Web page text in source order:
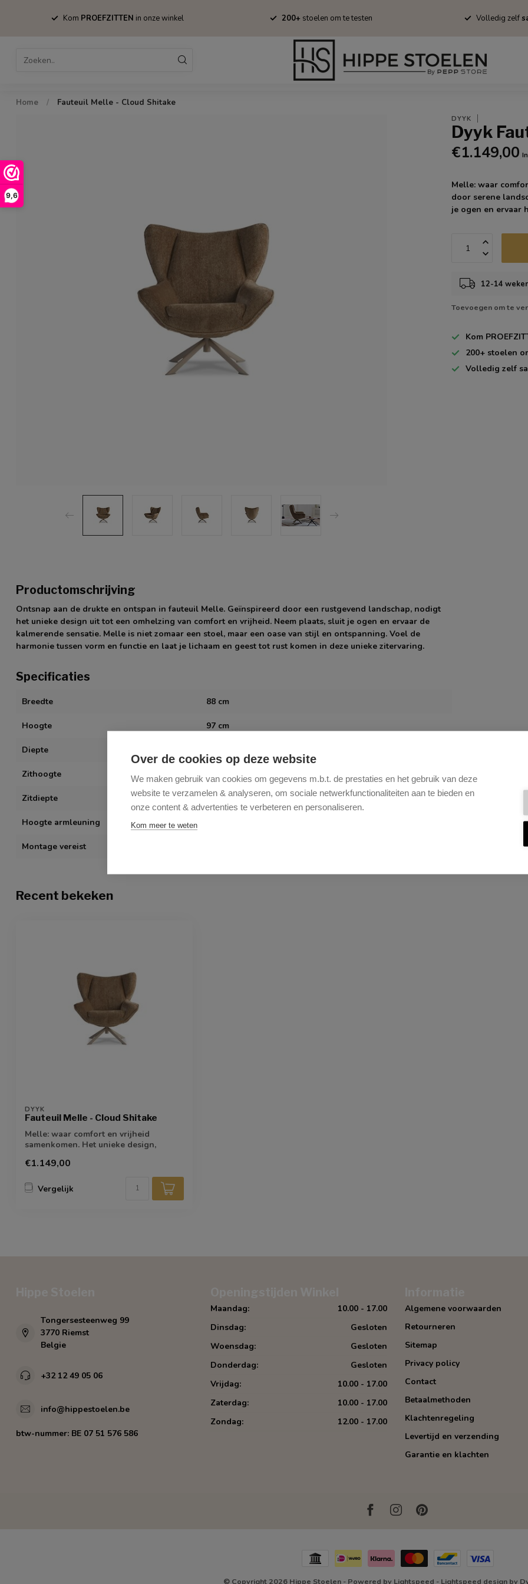
Over de cookies op deze website
We maken gebruik van cookies om gegevens m.b.t. de prestaties en het gebruik van deze
website te verzamelen & analyseren, om sociale netwerkfunctionaliteiten aan te bieden en
onze content & advertenties te verbeteren en personaliseren.
Kom meer te weten
9,6
Kom PROEFZITTEN in onze winkel 200+ stoelen om te testen Volledig zelf
Barkrukken Fauteuils Stofstalen
Home / Fauteuil Melle - Cloud Shitake
DYYK
Dyyk
€1.149,00
Melle: waar
door serene
je ogen en ervaar
12-14
Toevoegen om te
Kom
200+ stoelen
Volledig zelf
Productomschrijving
Ontsnap aan de drukte en ontspan in fauteuil Melle. Geïnspireerd door een rustgevend landschap, nodigt
het unieke design uit tot een omhelzing van comfort en vrijheid. Neem plaats, sluit je ogen en ervaar de
kalmerende sensatie. Melle is niet zomaar een stoel, maar een oase van stijl en ontspanning. Voel de
harmonie tussen vorm en functie en laat je lichaam en geest tot rust komen in deze unieke zitervaring.
Specificaties
Breedte 88 cm
Hoogte 97 cm
Diepte
Zithoogte
Zitdiepte 48 cm
Hoogte armleuning
Montage vereist
Recent bekeken
DYYK
Fauteuil Melle - Cloud Shitake
Melle: waar comfort en vrijheid
samenkomen. Het unieke design,
€1.149,00
Vergelijk
Tongersesteenweg 99
3770 Riemst
Belgie
+32 12 49 05 06
info@hippestoelen.be
btw-nummer: BE 07 51 576 586
Maandag:
10.00 - 17.00
Dinsdag:
Gesloten
Woensdag:
Gesloten
Donderdag:
Gesloten
Vrijdag:
10.00 - 17.00
Zaterdag:
10.00 - 17.00
Zondag:
12.00 - 17.00
Algemene voorwaarden
Retourneren
Sitemap
Privacy policy
Contact
Betaalmethoden
Klachtenregeling
Levertijd en verzending
Garantie en klachten
© Copyright 2026 Hippe Stoelen- Powered by Lightspeed - Lightspeed designby